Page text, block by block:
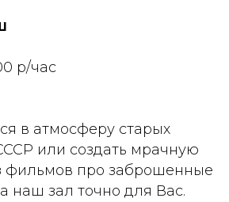
р/час
в атмосферу старых
или создать мрачную
фильмов про заброшенные
наш зал точно для Вас.